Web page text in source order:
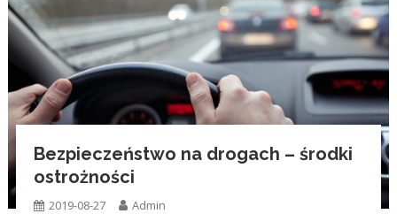
Bezpieczeństwo na drogach – środki
ostrożności
2019-08-27 Admin